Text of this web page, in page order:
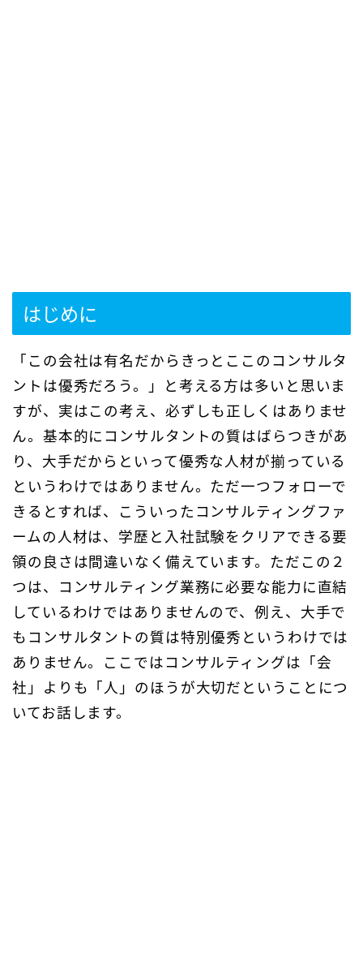
はじめに
「この会社は有名だからきっとここのコンサルタ
ントは優秀だろう。」と考える方は多いと思いま
すが、実はこの考え、必ずしも正しくはありませ
ん。基本的にコンサルタントの質はばらつきがあ
り、大手だからといって優秀な人材が揃っている
というわけではありません。ただ一つフォローで
きるとすれば、こういったコンサルティングファ
ームの人材は、学歴と入社試験をクリアできる要
領の良さは間違いなく備えています。ただこの２
つは、コンサルティング業務に必要な能力に直結
しているわけではありませんので、例え、大手で
もコンサルタントの質は特別優秀というわけでは
ありません。ここではコンサルティングは「会
社」よりも「人」のほうが大切だということにつ
いてお話します。